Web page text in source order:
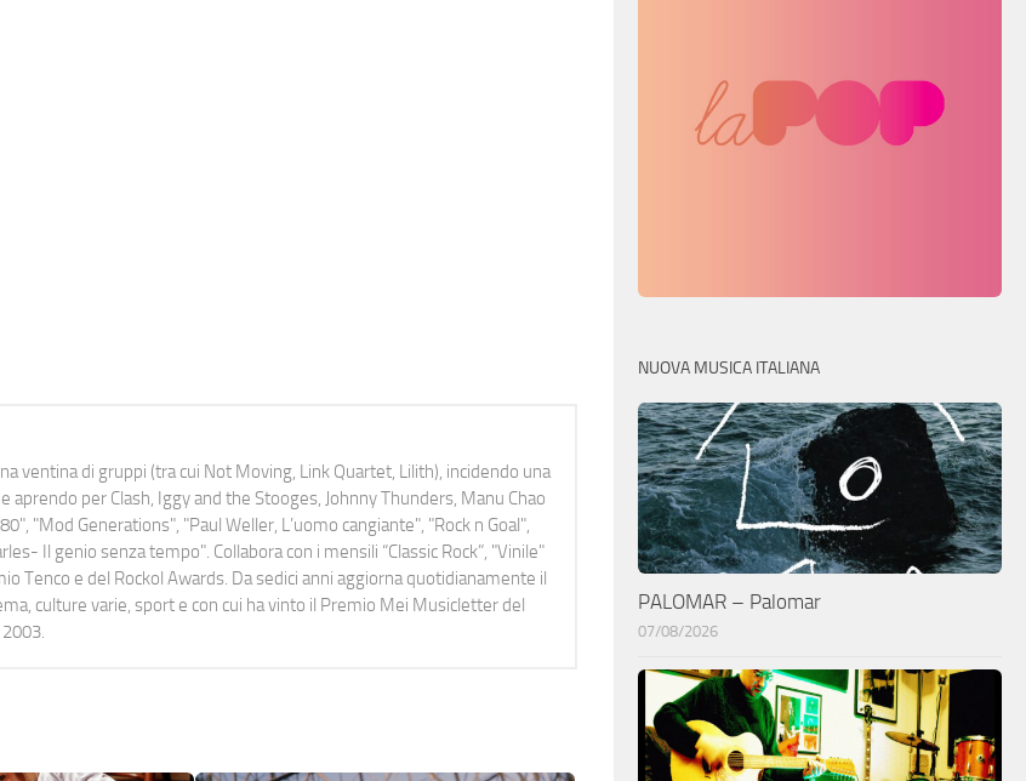
ventina di gruppi (tra cui Not Moving, Link Quartet, Lilith), incidendo una
aprendo per Clash, Iggy and the Stooges, Johnny Thunders, Manu Chao
"Mod Generations", "Paul Weller, L’uomo cangiante", "Rock n Goal",
Il genio senza tempo". Collabora con i mensili “Classic Rock”, "Vinile"
Tenco e del Rockol Awards. Da sedici anni aggiorna quotidianamente il
culture varie, sport e con cui ha vinto il Premio Mei Musicletter del
NUOVA MUSICA ITALIANA
PALOMAR – Palomar
07/08/2026